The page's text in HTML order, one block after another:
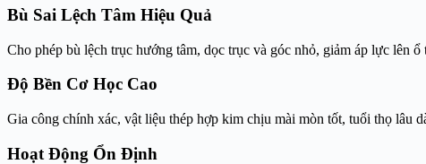
Bù Sai Lệch Tâm Hiệu Quả
Cho phép bù lệch trục hướng tâm, dọc trục và góc nhỏ, giảm áp lực lên ổ
Độ Bền Cơ Học Cao
Gia công chính xác, vật liệu thép hợp kim chịu mài mòn tốt, tuổi thọ lâu
Hoạt Động Ổn Định